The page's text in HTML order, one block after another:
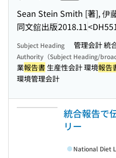
Sean Stein Smith [著], 伊
同文舘出版2018.11
Subject Heading 管理会計 統
Authority（Subject Heading/
業報告書 生産性会計 環境報告
環境管理会計
統合報告で
リー
National Diet